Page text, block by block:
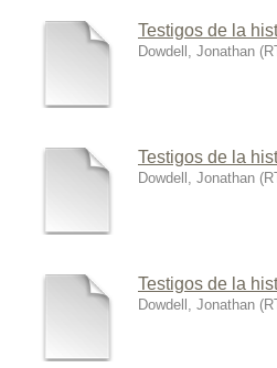
Testigos de la
Dowdell, Jonathan (
Testigos de la
Dowdell, Jonathan (
Testigos de la
Dowdell, Jonathan (